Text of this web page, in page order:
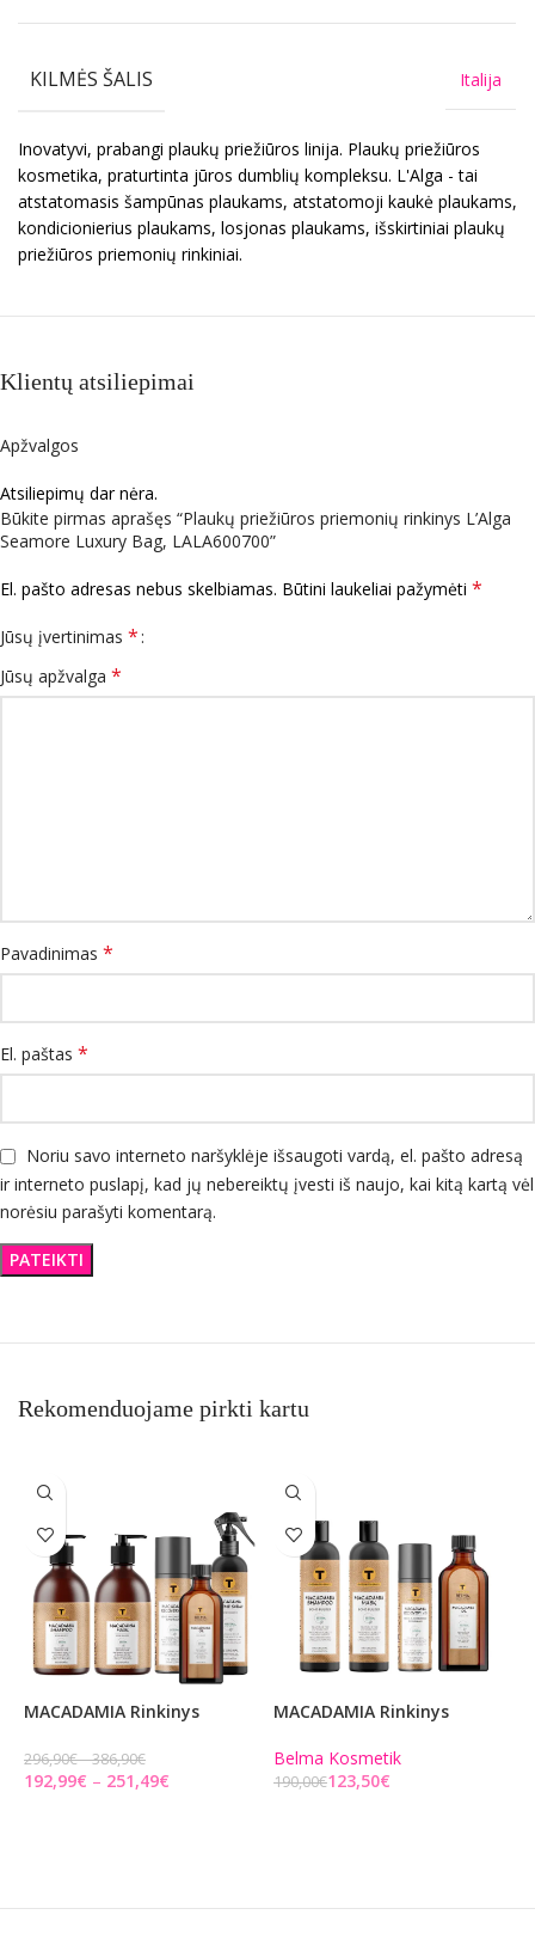
KILMĖS ŠALIS Italija
Inovatyvi, prabangi plaukų priežiūros linija. Plaukų priežiūros
kosmetika, praturtinta jūros dumblių kompleksu. L'Alga - tai
atstatomasis šampūnas plaukams, atstatomoji kaukė plaukams,
kondicionierius plaukams, losjonas plaukams, išskirtiniai plaukų
priežiūros priemonių rinkiniai.
Klientų atsiliepimai
Apžvalgos
Atsiliepimų dar nėra.
Būkite pirmas aprašęs “Plaukų priežiūros priemonių rinkinys L’Alga
Seamore Luxury Bag, LALA600700”
El. pašto adresas nebus skelbiamas. Būtini laukeliai pažymėti *
Jūsų įvertinimas *
Jūsų apžvalga *
Pavadinimas *
El. paštas *
Noriu savo interneto naršyklėje išsaugoti vardą, el. pašto adresą
ir interneto puslapį, kad jų nebereiktų įvesti iš naujo, kai kitą kartą vėl
norėsiu parašyti komentarą.
Rekomenduojame pirkti kartu
MACADAMIA Rinkinys
296,90€ 386,90€
192,99€ 251,49€
MACADAMIA Rinkinys
Belma Kosmetik
190,00€123,50€